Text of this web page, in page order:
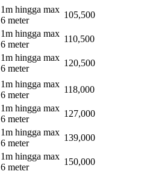
1m hingga max
6 meter
105,500
1m hingga max
6 meter
110,500
1m hingga max
6 meter
120,500
1m hingga max
6 meter
118,000
1m hingga max
6 meter
127,000
1m hingga max
6 meter
139,000
1m hingga max
6 meter
150,000